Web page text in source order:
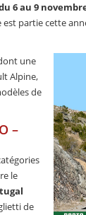
6 au 9
partie cette
une
Alpine,
de
–
le
de